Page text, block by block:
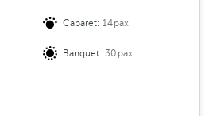
Cabaret:14pax
Banquet:30pax